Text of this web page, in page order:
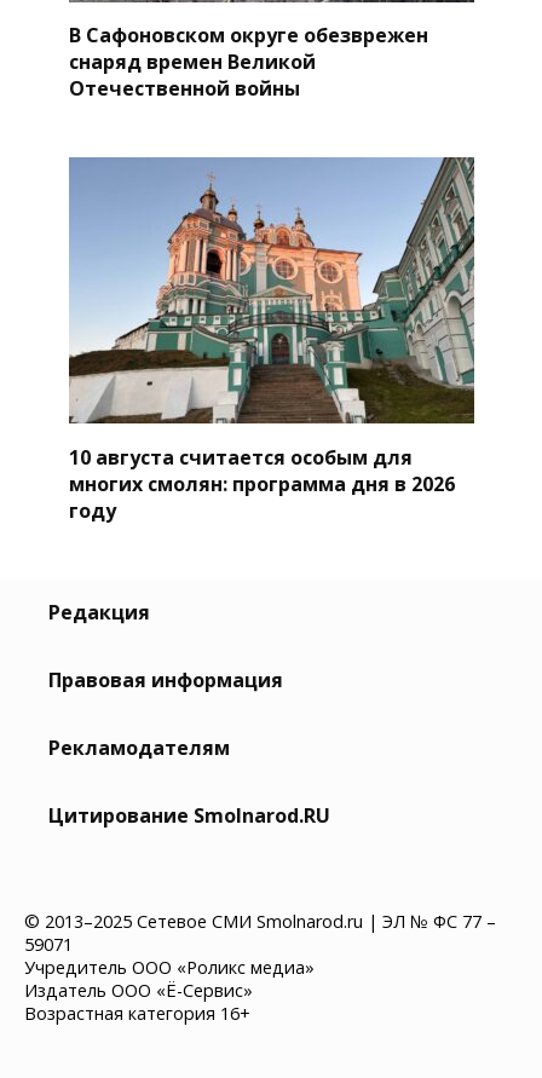
В Сафоновском округе обезврежен
снаряд времен Великой
Отечественной войны
10 августа считается особым для
многих смолян: программа дня в 2026
году
Редакция
Правовая информация
Рекламодателям
Цитирование Smolnarod.RU
© 2013–2025 Сетевое СМИ Smolnarod.ru | ЭЛ № ФС 77 –
59071
Учредитель ООО «Роликс медиа»
Издатель ООО «Ё-Сервис»
Возрастная категория 16+